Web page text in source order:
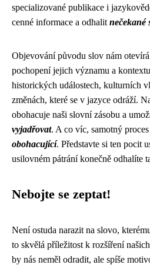
specializované publikace i
cenné informace a odhalit nečekané
Objevování původu slov nám
pochopení jejich významu a
historických událostech, kulturních
změnách, které se v jazyce odráží.
obohacuje naši slovní zásobu a
vyjadřovat. A co víc, samotný
obohacující. Představte si ten pocit
usilovném pátrání konečně odhalíte
Nebojte se zeptat!
Není ostuda narazit na slovo,
to skvělá příležitost k rozšíření
by nás neměl odradit, ale spíše